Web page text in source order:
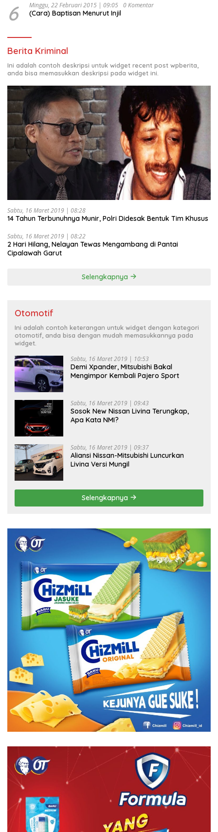
6 Minggu, 22 Februari 2015 | 09:05 0 Komentar
(Cara) Baptisan Menurut Injil
Berita Kriminal
Ini adalah contoh deskripsi untuk widget recent post wpberita,
anda bisa memasukkan deskripsi pada widget ini.
Sabtu, 16 Maret 2019 | 08:28
14 Tahun Terbunuhnya Munir, Polri Didesak Bentuk Tim Khusus
Sabtu, 16 Maret 2019 | 08:22
2 Hari Hilang, Nelayan Tewas Mengambang di Pantai
Cipalawah Garut
Selengkapnya
Otomotif
Ini adalah contoh keterangan untuk widget dengan kategori
otomotif, anda bisa dengan mudah memasukkannya pada
widget.
Sabtu, 16 Maret 2019 | 10:53
Demi Xpander, Mitsubishi Bakal
Mengimpor Kembali Pajero Sport
Sabtu, 16 Maret 2019 | 09:43
Sosok New Nissan Livina Terungkap,
Apa Kata NMI?
Sabtu, 16 Maret 2019 | 09:37
Aliansi Nissan-Mitsubishi Luncurkan
Livina Versi Mungil
Selengkapnya